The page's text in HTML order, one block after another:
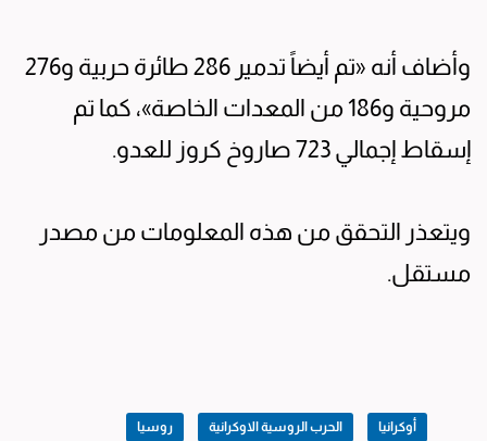
وأضاف أنه «تم أيضاً تدمير 286 طائرة حربية و276
مروحية و186 من المعدات الخاصة»، كما تم
إسقاط إجمالي 723 صاروخ كروز للعدو.
ويتعذر التحقق من هذه المعلومات من مصدر
مستقل.
أوكرانيا الحرب الروسية الاوكرانية روسيا